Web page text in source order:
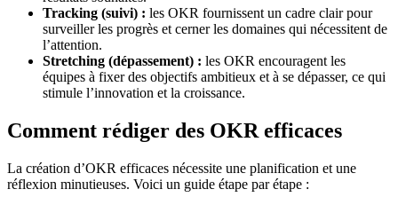
Tracking (suivi) : les OKR fournissent un cadre clair pour
surveiller les progrès et cerner les domaines qui nécessitent de
l’attention.
Stretching (dépassement) : les OKR encouragent les
équipes à fixer des objectifs ambitieux et à se dépasser, ce qui
stimule l’innovation et la croissance.
Comment rédiger des OKR efficaces
La création d’OKR efficaces nécessite une planification et une
réflexion minutieuses. Voici un guide étape par étape :